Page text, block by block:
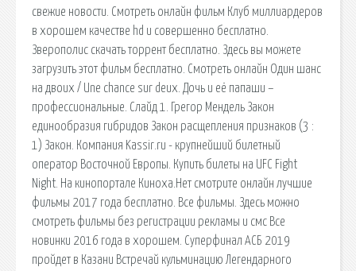
свежие новости. Смотреть онлайн фильм Клуб миллиардеров
в хорошем качестве hd и совершенно бесплатно.
Зверополис скачать торрент бесплатно. Здесь вы можете
загрузить этот фильм бесплатно. Смотреть онлайн Один шанс
на двоих / Une chance sur deux. Дочь и её папаши –
профессиональные. Слайд 1. Грегор Мендель Закон
единообразия гибридов Закон расщепления признаков (3 :
1) Закон. Компания Kassir.ru - крупнейший билетный
оператор Восточной Европы. Купить билеты на UFC Fight
Night. На кинопортале Киноха.Нет смотрите онлайн лучшие
фильмы 2017 года бесплатно. Все фильмы. Здесь можно
смотреть фильмы без регистрации рекламы и смс Все
новинки 2016 года в хорошем. Суперфинал АСБ 2019
пройдет в Казани Встречай кульминацию Легендарного